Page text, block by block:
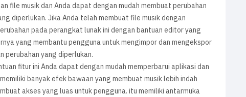
file musik dan Anda dapat dengan mudah membuat perubahan
diperlukan. Jika Anda telah membuat file musik dengan
pada perangkat lunak ini dengan bantuan editor yang
yang membantu pengguna untuk mengimpor dan mengekspor
perubahan yang diperlukan.
fitur ini Anda dapat dengan mudah memperbarui aplikasi dan
banyak efek bawaan yang membuat musik lebih indah
akses yang luas untuk pengguna. itu memiliki antarmuka